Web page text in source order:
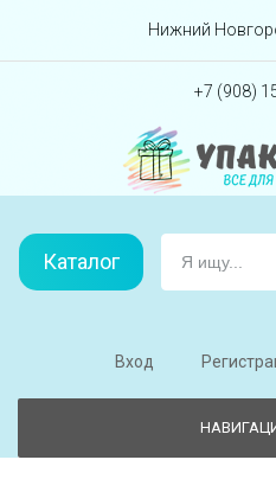
Нижний
+7 (908)
Каталог
Вход